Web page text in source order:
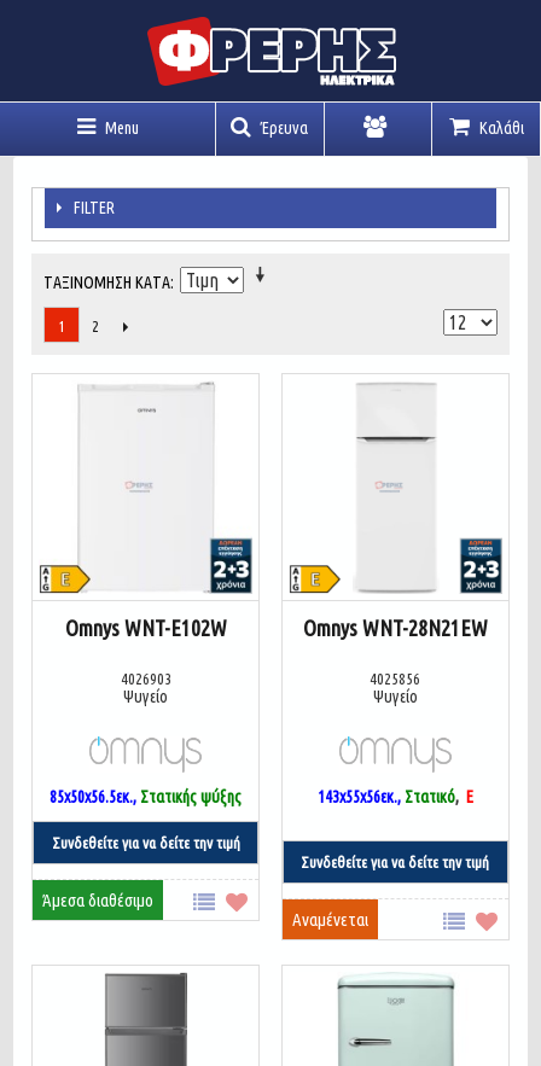
Menu Έρευνα Καλάθι
FILTER
ΤΑΞΙΝΌΜΗΣΗ ΚΑΤΆ
1 2
Omnys WNT-E102W
4026903
Ψυγείο
85x50x56.5εκ., Στατικής ψύξης
Συνδεθείτε για να δείτε την τιμή
Άμεσα διαθέσιμο
Omnys WNT-28N21EW
4025856
Ψυγείο
143x55x56εκ., Στατικό, Ε
Συνδεθείτε για να δείτε την τιμή
Αναμένεται